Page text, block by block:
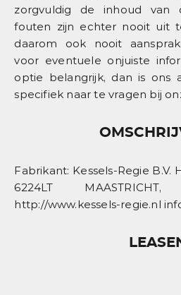
zorgvuldig de inhoud van
fouten zijn echter nooit uit
daarom ook nooit
voor eventuele onjuiste
optie belangrijk, dan is ons
specifiek naar te vragen bij
Fabrikant: Kessels-Regie B.V.
6224LT
http://www.kessels-regie.nl